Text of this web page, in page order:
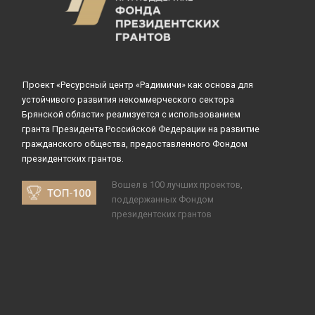
Проект «Ресурсный центр «Радимичи» как основа для
устойчивого развития некоммерческого сектора
Брянской области» реализуется с использованием
гранта Президента Российской Федерации на развитие
гражданского общества, предоставленного Фондом
президентских грантов.
Вошел в 100 лучших проектов,
поддержанных Фондом
президентских грантов